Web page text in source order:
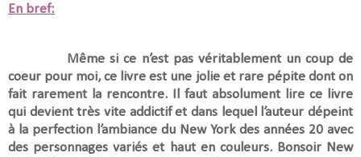
En bref:
Même si ce n’est pas véritablement un coup de
coeur pour moi, ce livre est une jolie et rare pépite dont on
fait rarement la rencontre. Il faut absolument lire ce livre
qui devient très vite addictif et dans lequel l’auteur dépeint
à la perfection l’ambiance du New York des années 20 avec
des personnages variés et haut en couleurs. Bonsoir New